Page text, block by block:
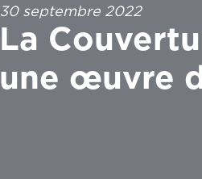
30 septembre 2022
La
une œuvre